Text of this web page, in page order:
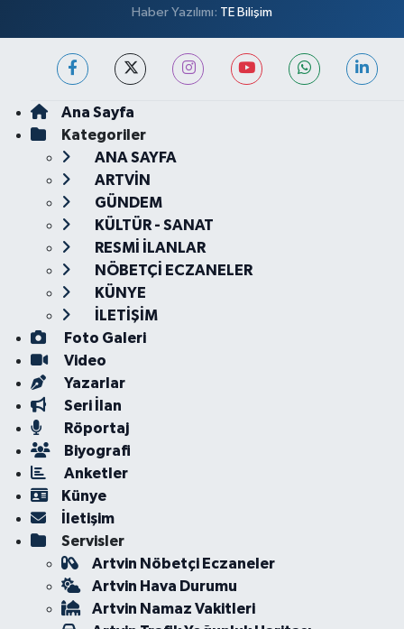
Haber Yazılımı: TE Bilişim
Ana Sayfa
Kategoriler
ANA SAYFA
ARTVİN
GÜNDEM
KÜLTÜR - SANAT
RESMİ İLANLAR
NÖBETÇİ ECZANELER
KÜNYE
İLETİŞİM
Foto Galeri
Video
Yazarlar
Seri İlan
Röportaj
Biyografi
Anketler
Künye
İletişim
Servisler
Artvin Nöbetçi Eczaneler
Artvin Hava Durumu
Artvin Namaz Vakitleri